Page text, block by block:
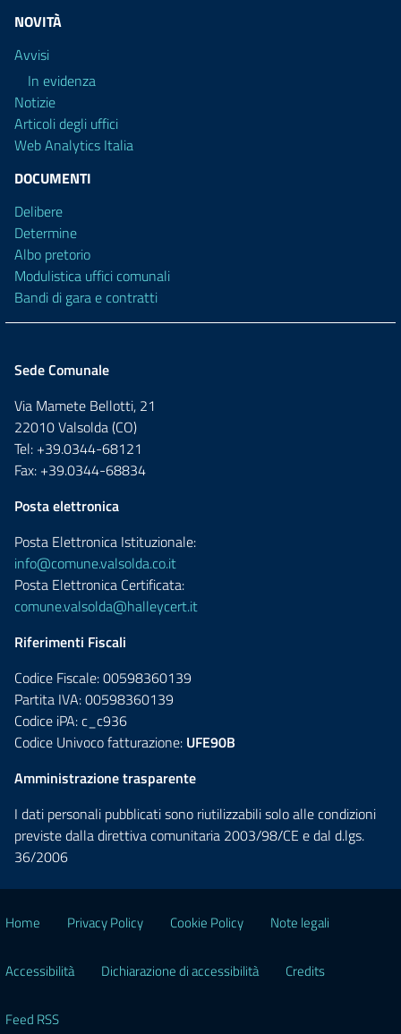
NOVITÀ
Avvisi
In evidenza
Notizie
Articoli degli uffici
Web Analytics Italia
DOCUMENTI
Delibere
Determine
Albo pretorio
Modulistica uffici comunali
Bandi di gara e contratti
Sede Comunale
Via Mamete Bellotti, 21
22010 Valsolda (CO)
Tel: +39.0344-68121
Fax: +39.0344-68834
Posta elettronica
Posta Elettronica Istituzionale:
info@comune.valsolda.co.it
Posta Elettronica Certificata:
comune.valsolda@halleycert.it
Riferimenti Fiscali
Codice Fiscale: 00598360139
Partita IVA: 00598360139
Codice iPA: c_c936
Codice Univoco fatturazione: UFE90B
Amministrazione trasparente
I dati personali pubblicati sono riutilizzabili solo alle condizioni
previste dalla direttiva comunitaria 2003/98/CE e dal d.lgs.
36/2006
Home Privacy Policy Cookie Policy Note legali
Accessibilità Dichiarazione di accessibilità Credits
Feed RSS